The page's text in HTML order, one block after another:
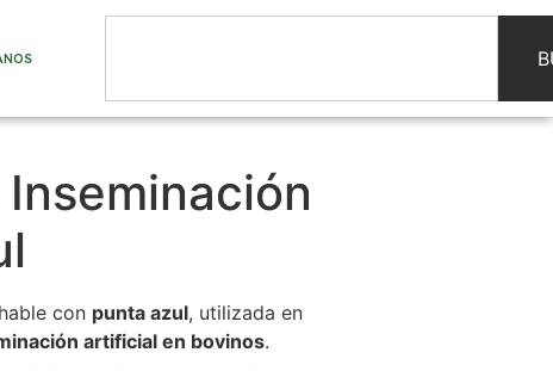
con punta azul, utilizada en
artificial en bovinos.